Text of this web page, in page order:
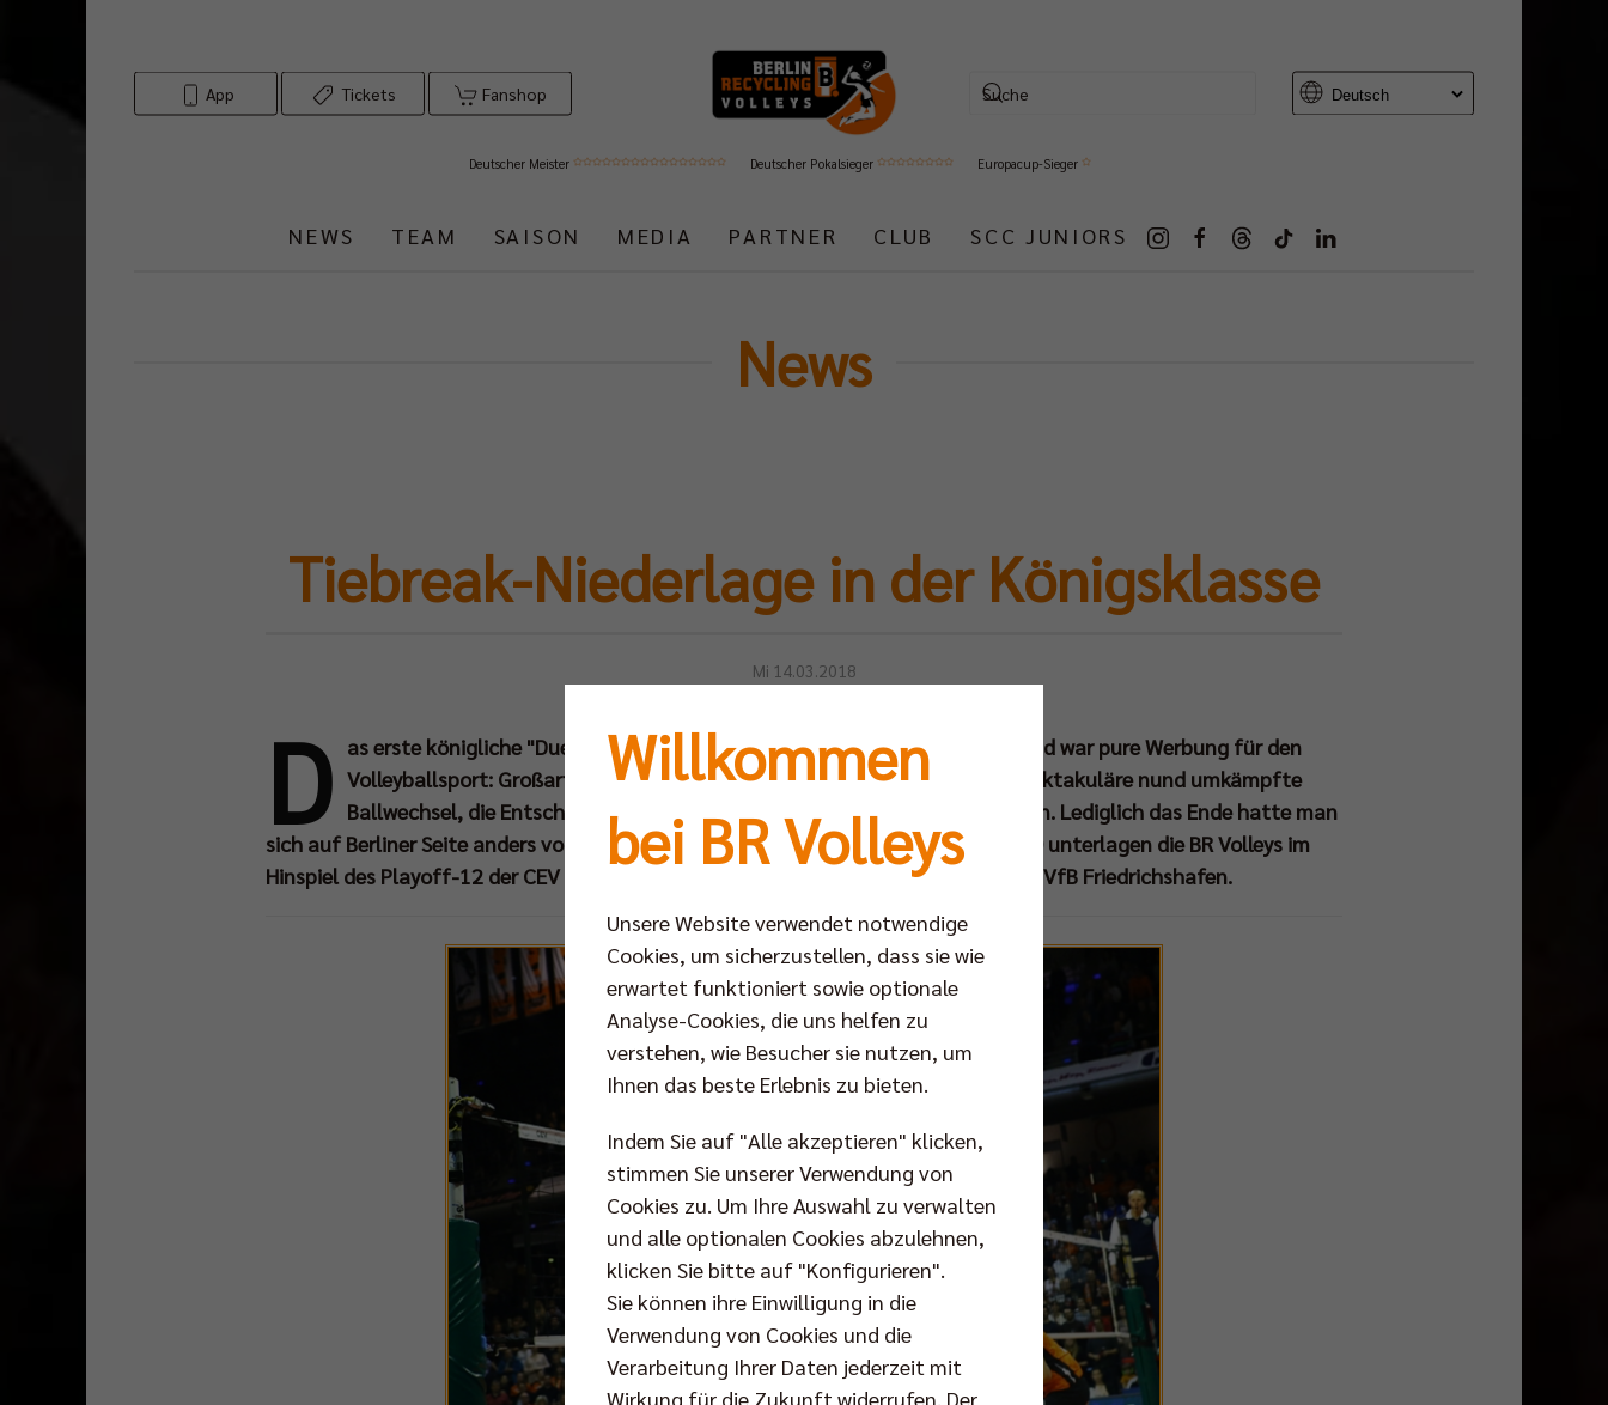
App Tickets Fanshop
Deutscher Meister Deutscher Pokalsieger Europacup-Sieger
NEWS TEAM SAISON MEDIA PARTNER CLUB SCC JUNIORS
News
Tiebreak-Niederlage in der Königsklasse
Mi 14.03.2018
D as erste königliche "Duell der Giganten" erfüllte die hohen Erwartungen und war pure Werbung für den
Volleyballsport: Großartige Stimmung von mehr als 6.300 Zuschauern, spektakuläre nund umkämpfte
Ballwechsel, die Entscheidung erst nach 130 abwechslungsreichen Minuten. Lediglich das Ende hatte man
sich auf Berliner Seite anders vorgestellt: Mit 2:3 (22:25, 25:23, 23:25, 25:18, 12:15) unterlagen die BR Volleys im
Hinspiel des Playoff-12 der CEV Champions League dem weiterhin ungeschlagenen VfB Friedrichshafen.
Willkommen
bei BR Volleys
Unsere Website verwendet notwendige
Cookies, um sicherzustellen, dass sie wie
erwartet funktioniert sowie optionale
Analyse-Cookies, die uns helfen zu
verstehen, wie Besucher sie nutzen, um
Ihnen das beste Erlebnis zu bieten.
Indem Sie auf "Alle akzeptieren" klicken,
stimmen Sie unserer Verwendung von
Cookies zu. Um Ihre Auswahl zu verwalten
und alle optionalen Cookies abzulehnen,
klicken Sie bitte auf "Konfigurieren".
Sie können ihre Einwilligung in die
Verwendung von Cookies und die
Verarbeitung Ihrer Daten jederzeit mit
Wirkung für die Zukunft widerrufen. Der